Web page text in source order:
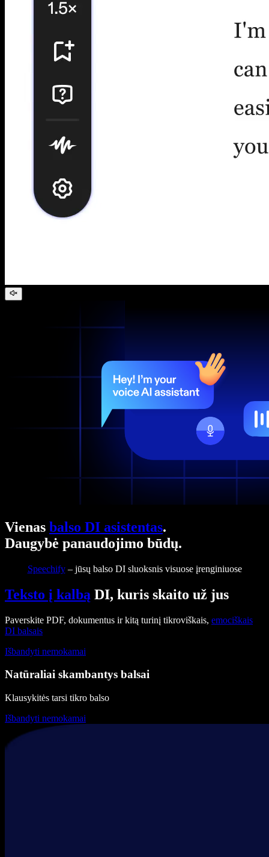
Vienas balso DI asistentas.
Daugybė panaudojimo būdų.
Speechify– jūsų balso DI sluoksnis visuose įrenginiuose
Teksto į kalbą DI, kuris skaito už jus
Paverskite PDF, dokumentus ir kitą turinį tikroviškais, emociškais
DI balsais
Išbandyti nemokamai
Natūraliai skambantys balsai
Klausykitės tarsi tikro balso
Išbandyti nemokamai